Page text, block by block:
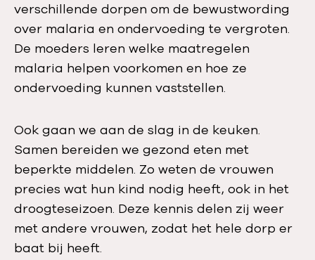
verschillende dorpen om de bewustwording
over malaria en ondervoeding te vergroten.
De moeders leren welke maatregelen
malaria helpen voorkomen en hoe ze
ondervoeding kunnen vaststellen.
Ook gaan we aan de slag in de keuken.
Samen bereiden we gezond eten met
beperkte middelen. Zo weten de vrouwen
precies wat hun kind nodig heeft, ook in het
droogteseizoen. Deze kennis delen zij weer
met andere vrouwen, zodat het hele dorp er
baat bij heeft.